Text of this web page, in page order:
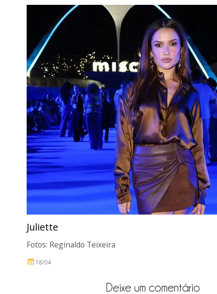
Juliette
Fotos: Reginaldo Teixeira
18/04
Deixe um comentário